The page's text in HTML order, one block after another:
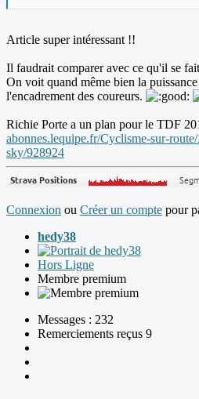
Article super intéressant !!
Il faudrait comparer avec ce qu'il se
On voit quand même bien la
l'encadrement des coureurs.
Richie Porte a un plan pour le TDF
abonnes.lequipe.fr/Cyclisme-sur-
sky/928924
Connexion ou Créer un compte pour
hedy38
Hors Ligne
Membre premium
Messages : 232
Remerciements reçus 9